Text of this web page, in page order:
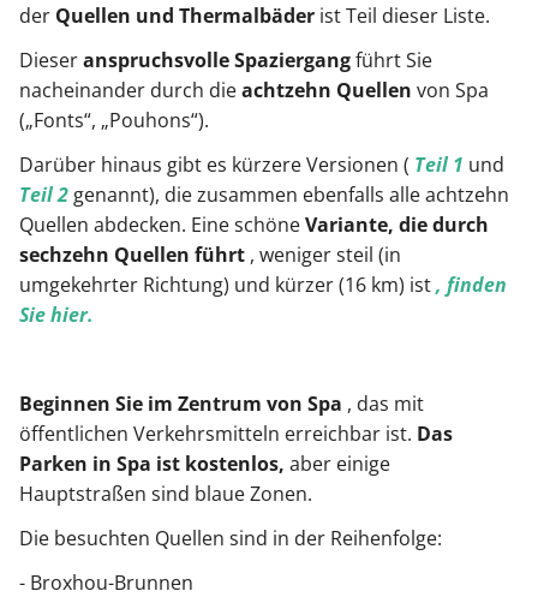
der Quellen und Thermalbäder ist Teil dieser Liste.
Dieseranspruchsvolle Spaziergangführt Sie
nacheinander durch dieachtzehn Quellen von Spa
(„Fonts“, „Pouhons“).
Darüber hinaus gibt es kürzere Versionen ( Teil 1 und
Teil 2 genannt), die zusammen ebenfalls alle achtzehn
Quellen abdecken. Eine schöneVariante, die durch
sechzehn Quellen führt , weniger steil (in
umgekehrter Richtung) und kürzer (16 km) ist, finden
Sie hier.
Beginnen Sie im Zentrum von Spa , das mit
öffentlichen Verkehrsmitteln erreichbar ist. Das
Parken in Spa ist kostenlos, aber einige
Hauptstraßen sind blaue Zonen.
Die besuchten Quellen sind in der Reihenfolge:
- Broxhou-Brunnen